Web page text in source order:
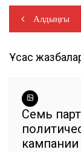
c
e
b
o
k
at
s
A
e
по
Алдыңғы
Ұқсас
Семь
кампании